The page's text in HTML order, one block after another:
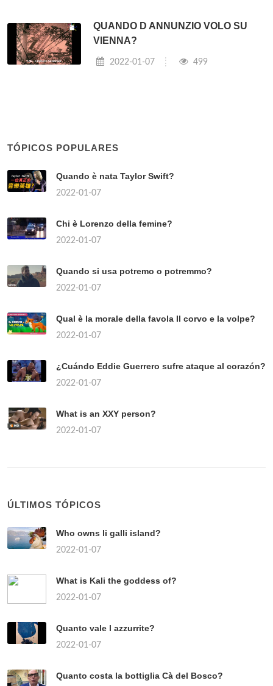
QUANDO D ANNUNZIO VOLO SU
VIENNA?
2022-01-07 499
TÓPICOS POPULARES
Quando è nata Taylor Swift?
2022-01-07
Chi è Lorenzo della femine?
2022-01-07
Quando si usa potremo o potremmo?
2022-01-07
Qual è la morale della favola Il corvo e la volpe?
2022-01-07
¿Cuándo Eddie Guerrero sufre ataque al corazón?
2022-01-07
What is an XXY person?
2022-01-07
ÚLTIMOS TÓPICOS
Who owns li galli island?
2022-01-07
What is Kali the goddess of?
2022-01-07
Quanto vale l azzurrite?
2022-01-07
Quanto costa la bottiglia Cà del Bosco?